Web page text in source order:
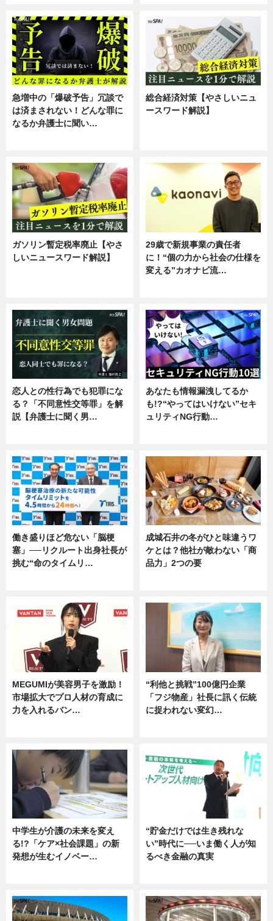
急増中の「爆破予告」冗談で
は済まされない！どんな罪に
なるか弁護士に聞い…
総合経済対策【やさしいニュ
ースワード解説】
ガソリン暫定税率廃止【やさ
しいニュースワード解説】
29歳で新規事業の責任者
に！“個の力から社会の仕様を
変える”カオナビ流…
恋人との性行為でも犯罪にな
る？「不同意性交等罪」を解
説【弁護士に聞く男…
あなたも情報漏洩してるか
も!?“やってはいけない”セキ
ュリティNG行動…
働き盛りほど危ない「脳梗
塞」──リクルート出身社長が
挑む“命のタイムリ…
成城石井の冬がひと味違うワ
ケとは？他社が敵わない「商
品力」2つの要
MEGUMIが美容男子を激励！
市場拡大でプロ人材の育成に
力を入れるバン…
“利他と挑戦”100億円企業
「フジ物産」社長に訊く伝統
に捉われない変幻…
中学生が介護の未来を変え
る!?「ケア×社会課題」の新
発想が生むイノベー…
“貯金だけでは生き残れな
い”時代に──いま働く人が知
るべき金融の真実